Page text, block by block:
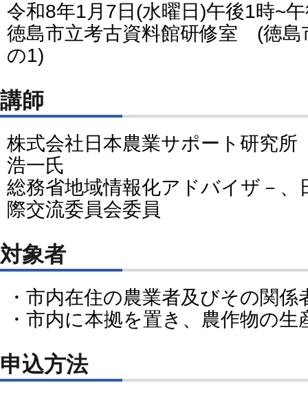
令和8年1月7日(水曜日)午後1時~
徳島市立考古資料館研修室 (徳島
の1)
講師
株式会社日本農業サポート研
浩一氏
総務省地域情報化アドバイザ－、
際交流委員会委員
対象者
・市内在住の農業者及びその関係
・市内に本拠を置き、農作物の生
申込方法